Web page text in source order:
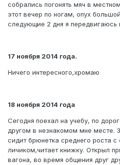
собрались погонять мяч в
этот вечер по ногам, опух
следующие 2 дня я передвигаюсь
17 ноября 2014 года.
Ничего интересного,хромаю
18 ноября 2014 года
Сегодня поехал на учебу, по
другом в незнакомом мне месте.
сидит брюнетка среднего роста с
личиком,читает книжку. Открыл
вагона, во время общения друг